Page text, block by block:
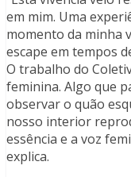
em mim. Uma
momento da minha
escape em tempos
O trabalho do
feminina. Algo que
observar o quão
nosso interior
essência e a voz
explica.